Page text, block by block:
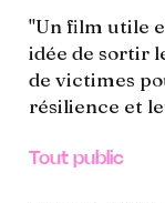
"Un film utile
idée de sortir
de victimes
résilience et
Tout public